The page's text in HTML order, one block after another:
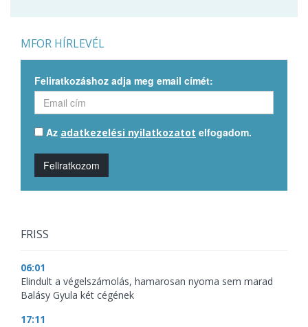
MFOR HÍRLEVÉL
Feliratkozáshoz adja meg email címét:
Az adatkezelési nyilatkozatot elfogadom.
Feliratkozom
FRISS
06:01
Elindult a végelszámolás, hamarosan nyoma sem marad
Balásy Gyula két cégének
17:11